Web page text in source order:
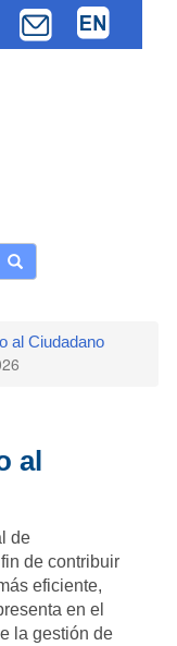
Buscar
al Ciudadano
al
de
de contribuir
eficiente,
en el
la gestión de